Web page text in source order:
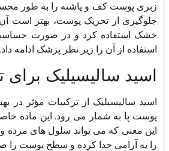
زبری پوست کف و پاشنه را به طور
جلوگیری از تحریک پوست، بهتر است
خشک استفاده کرد و در صورت
استفاده از آن را زیر نظر پزشک ادامه داد.
اسید سالیسیلیک برای
اسید سالیسیلیک از ترکیبات مؤثر در
پوست پا به شمار می رود. این ماده
این معنی که می تواند سلول های مرده
را به آرامی جدا کرده و سطح پوست را